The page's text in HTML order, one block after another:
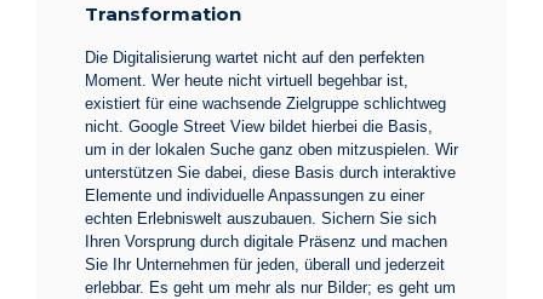
Transformation
Die Digitalisierung wartet nicht auf den perfekten
Moment. Wer heute nicht virtuell begehbar ist,
existiert für eine wachsende Zielgruppe schlichtweg
nicht. Google Street View bildet hierbei die Basis,
um in der lokalen Suche ganz oben mitzuspielen. Wir
unterstützen Sie dabei, diese Basis durch interaktive
Elemente und individuelle Anpassungen zu einer
echten Erlebniswelt auszubauen. Sichern Sie sich
Ihren Vorsprung durch digitale Präsenz und machen
Sie Ihr Unternehmen für jeden, überall und jederzeit
erlebbar. Es geht um mehr als nur Bilder; es geht um